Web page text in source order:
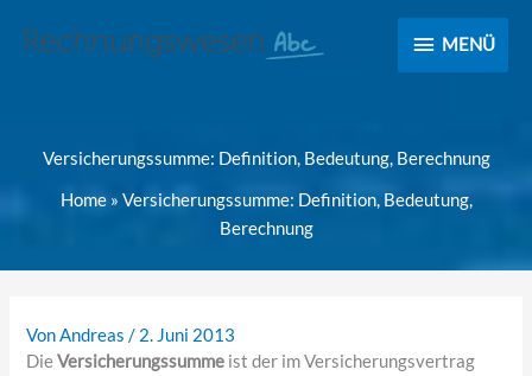
MENÜ
MENÜ
Versicherungssumme: Definition, Bedeutung, Berechnung
Home » Versicherungssumme: Definition, Bedeutung,
Berechnung
VonAndreas/ 2. Juni 2013
DieVersicherungssumme ist der im Versicherungsvertrag